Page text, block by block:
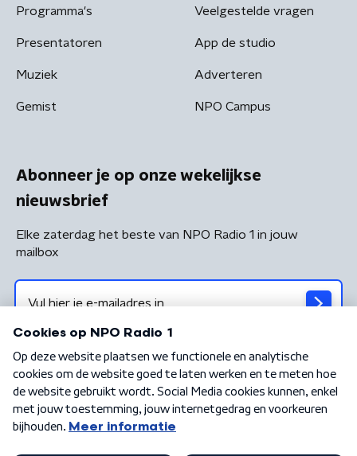
Programma's
Presentatoren
Muziek
Gemist
Veelgestelde vragen
App de studio
Adverteren
NPO Campus
Abonneer je op onze wekelijkse
nieuwsbrief
Elke zaterdag het beste van NPO Radio 1 in jouw
mailbox
Algemene voorwaarden